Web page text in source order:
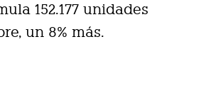
152.177 unidades
un 8% más.